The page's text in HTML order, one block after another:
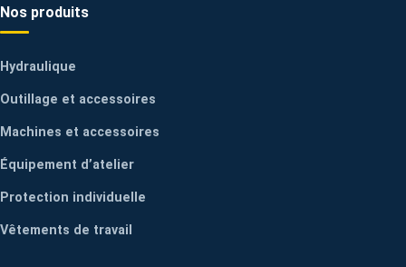
Nos produits
Hydraulique
Outillage et accessoires
Machines et accessoires
Équipement d’atelier
Protection individuelle
Vêtements de travail